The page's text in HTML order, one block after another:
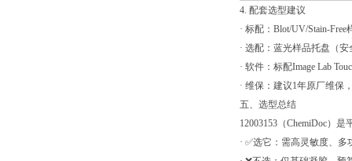
4. 配套选型建议
· 标配：Blot/UV/Stain-
· 选配：蓝光样品托盘（
· 软件：标配Image Lab
· 维保：建议1年原厂维保
五、选型总结
12003153（ChemiDoc）
· ✅选它：需高灵敏度、